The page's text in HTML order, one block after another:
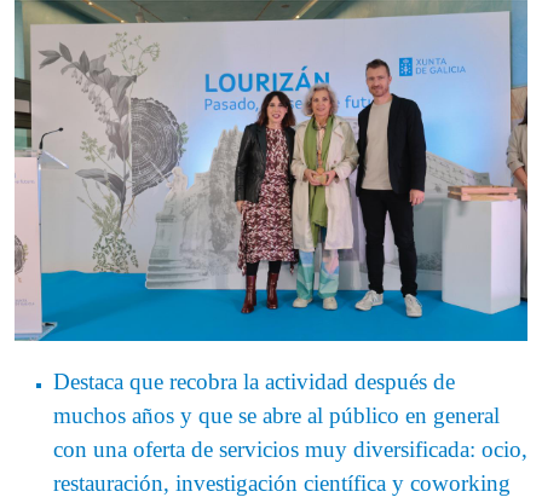
Destaca que recobra la actividad después de
muchos años y que se abre al público en general
con una oferta de servicios muy diversificada: ocio,
restauración, investigación científica y coworking